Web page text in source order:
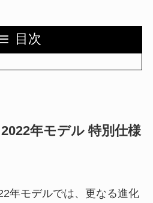
目次
年モデル 特別仕様
年モデルでは、更なる進化